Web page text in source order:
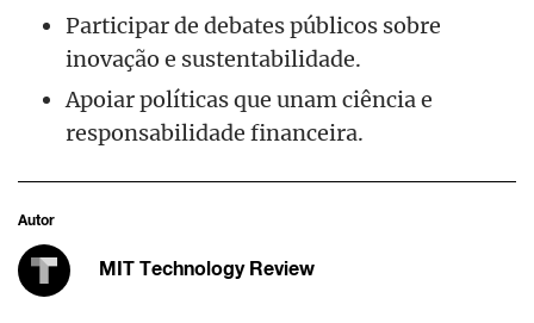
Participar de debates públicos sobre
inovação e sustentabilidade.
Apoiar políticas que unam ciência e
responsabilidade financeira.
Autor
MIT Technology Review